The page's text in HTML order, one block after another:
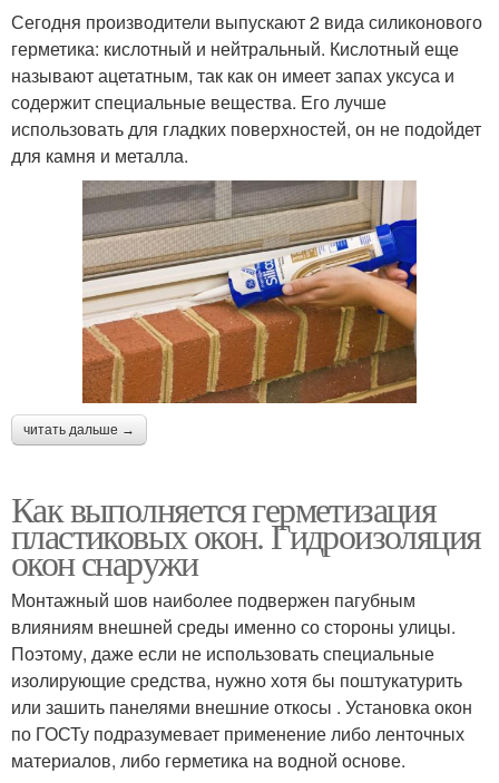
Сегодня производители выпускают 2 вида силиконового
герметика: кислотный и нейтральный. Кислотный еще
называют ацетатным, так как он имеет запах уксуса и
содержит специальные вещества. Его лучше
использовать для гладких поверхностей, он не подойдет
для камня и металла.
читать дальше →
Как выполняется герметизация
пластиковых окон. Гидроизоляция
окон снаружи
Монтажный шов наиболее подвержен пагубным
влияниям внешней среды именно со стороны улицы.
Поэтому, даже если не использовать специальные
изолирующие средства, нужно хотя бы поштукатурить
или зашить панелями внешние откосы . Установка окон
по ГОСТу подразумевает применение либо ленточных
материалов, либо герметика на водной основе.